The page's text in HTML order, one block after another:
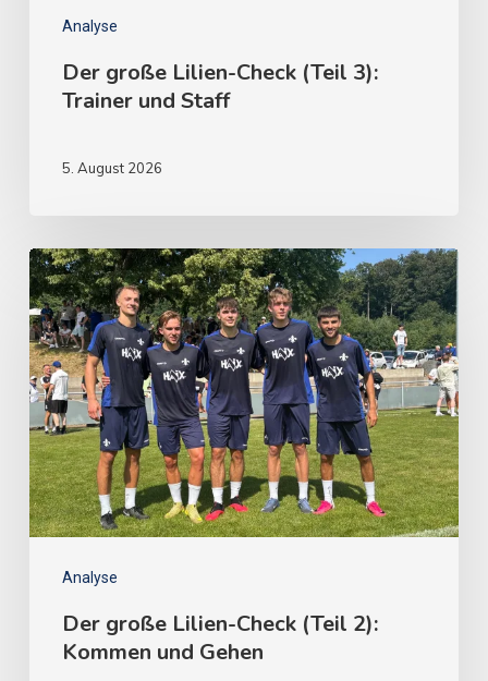
Analyse
Der große Lilien-Check (Teil 3):
Trainer und Staff
5. August 2026
Analyse
Der große Lilien-Check (Teil 2):
Kommen und Gehen